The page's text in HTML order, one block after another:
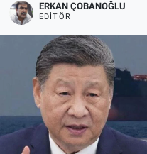
ERKAN ÇOBANOĞLU
EDITÖR